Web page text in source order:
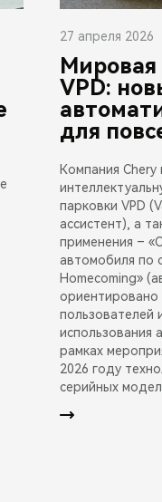
27 апреля 2026
Мировая
VPD:
для
Компания
парковки VPD
ассистент), а
применения –
автомобиля по
Homecoming»
ориентировано
пользователей
использования
рамках
2026 году
серийных